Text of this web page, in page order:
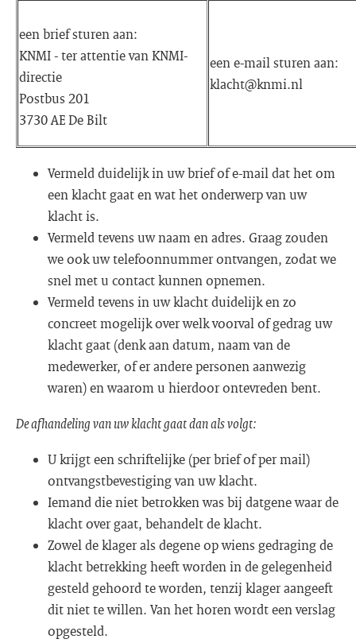
een brief sturen aan:
KNMI - ter attentie van KNMI-
directie
Postbus 201
3730 AE De Bilt
een e-mail sturen aan:
klacht@knmi.nl
Vermeld duidelijk in uw brief of e-mail dat het om
een klacht gaat en wat het onderwerp van uw
klacht is.
Vermeld tevens uw naam en adres. Graag zouden
we ook uw telefoonnummer ontvangen, zodat we
snel met u contact kunnen opnemen.
Vermeld tevens in uw klacht duidelijk en zo
concreet mogelijk over welk voorval of gedrag uw
klacht gaat (denk aan datum, naam van de
medewerker, of er andere personen aanwezig
waren) en waarom u hierdoor ontevreden bent.
De afhandeling van uw klacht gaat dan als volgt:
U krijgt een schriftelijke (per brief of per mail)
ontvangstbevestiging van uw klacht.
Iemand die niet betrokken was bij datgene waar de
klacht over gaat, behandelt de klacht.
Zowel de klager als degene op wiens gedraging de
klacht betrekking heeft worden in de gelegenheid
gesteld gehoord te worden, tenzij klager aangeeft
dit niet te willen. Van het horen wordt een verslag
opgesteld.